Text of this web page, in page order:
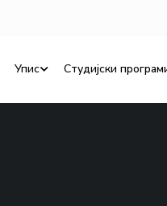
Упис Студијски